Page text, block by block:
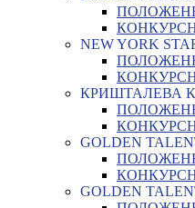
NEW YORK
КРИШТАЛЕВА
GOLDEN
GOLDEN